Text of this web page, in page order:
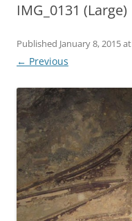
IMG_0131 (Large)
Published January 8, 2015at
← Previous